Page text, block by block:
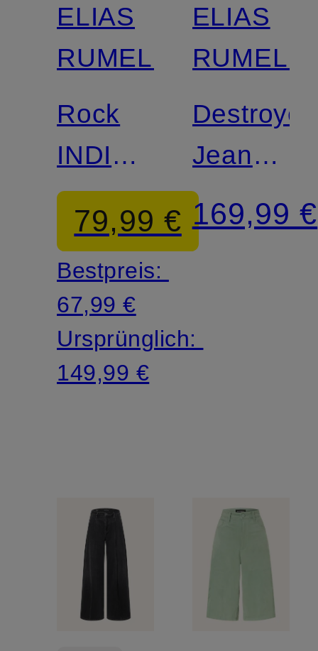
ELIAS
RUMELIS
Rock
INDIGA
in
Jeansoptik
79,99 €
Bestpreis:
67,99 €
Ursprünglich:
149,99 €
ELIAS
RUMELIS
Destroyed
Jeans
LEONA
169,99 €